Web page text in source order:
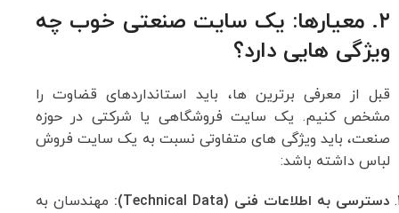
۲. معیارها: یک سایت صنعتی خوب چه
ویژگی هایی دارد؟
قبل از معرفی برترین ها، باید استانداردهای قضاوت را
مشخص کنیم. یک سایت فروشگاهی یا شرکتی در حوزه
صنعت، باید ویژگی های متفاوتی نسبت به یک سایت فروش
لباس داشته باشد:
دسترسی به اطلاعات فنی (Technical Data):
مهندسان به